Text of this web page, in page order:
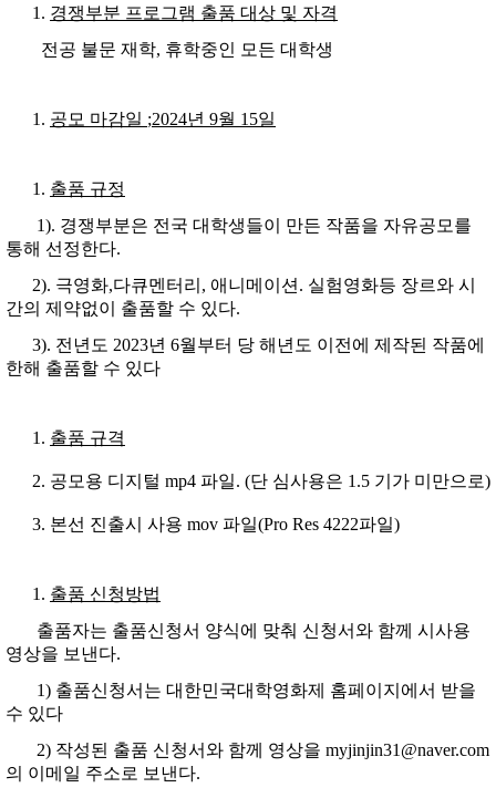
경쟁부분 프로그램 출품 대상 및 자격
전공 불문 재학, 휴학중인 모든 대학생
공모 마감일 ;2024년 9월 15일
출품 규정
1). 경쟁부분은 전국 대학생들이 만든 작품을 자유공모를
통해 선정한다.
2). 극영화,다큐멘터리, 애니메이션. 실험영화등 장르와 시
간의 제약없이 출품할 수 있다.
3). 전년도 2023년 6월부터 당 해년도 이전에 제작된 작품에
한해 출품할 수 있다
출품 규격
공모용 디지털 mp4 파일. (단 심사용은 1.5 기가 미만으로)
본선 진출시 사용 mov 파일(Pro Res 4222파일)
출품 신청방법
출품자는 출품신청서 양식에 맞춰 신청서와 함께 시사용
영상을 보낸다.
1) 출품신청서는 대한민국대학영화제 홈페이지에서 받을
수 있다
2) 작성된 출품 신청서와 함께 영상을 myjinjin31@naver.com
의 이메일 주소로 보낸다.